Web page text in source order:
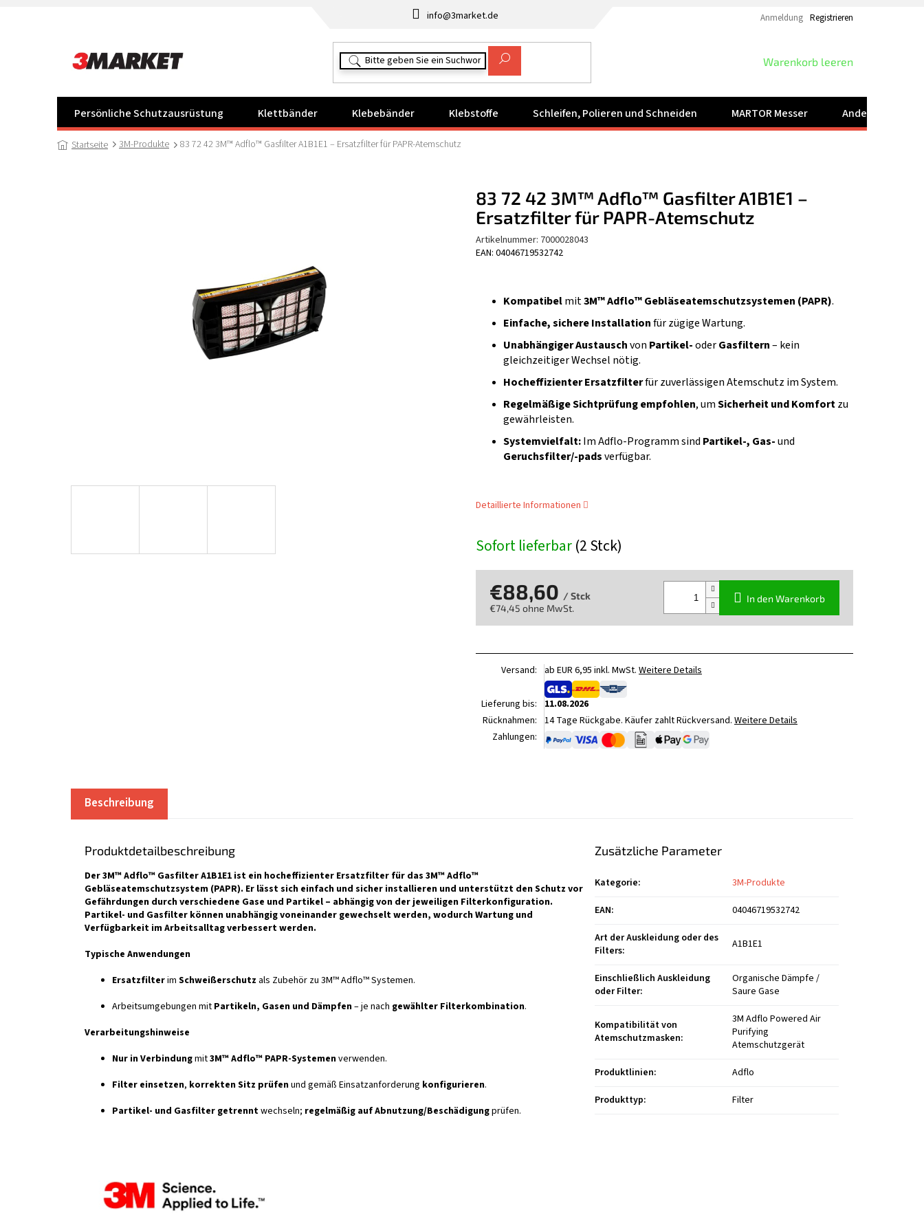
info@3market.de Anmeldung Registrieren
WARENKORB
Warenkorb leeren
Persönliche Schutzausrüstung Klettbänder Klebebänder Klebstoffe Schleifen, Polieren und Schneiden MARTOR Messer Andere Produkte
Startseite 3M-Produkte 83 72 42 3M™ Adflo™ Gasfilter A1B1E1 – Ersatzfilter für PAPR-Atemschutz
Sofort lieferbar(2 Stck)
Kompatibelmit3M™ Adflo™ Gebläseatemschutzsystemen (PAPR).
Einfache, sichere Installationfür zügige Wartung.
Unabhängiger Austauschvon Partikel-oderGasfiltern– kein
gleichzeitiger Wechsel nötig.
Hocheffizienter Ersatzfilterfür zuverlässigen Atemschutz im System.
Regelmäßige Sichtprüfung empfohlen, umSicherheit und Komfortzu
gewährleisten.
Systemvielfalt:Im Adflo-Programm sind Partikel-, Gas-und
Geruchsfilter/-padsverfügbar.
Detaillierte Informationen
€88,60 / Stck
€74,45 ohne MwSt.
In den Warenkorb
83 72 42 3M™ Adflo™ Gasfilter A1B1E1 –
Ersatzfilter für PAPR-Atemschutz
Artikelnummer: 7000028043
EAN: 04046719532742
Versand: ab EUR 6,95 inkl. MwSt. Weitere Details
Lieferung bis:
11.08.2026
Rücknahmen: 14 Tage Rückgabe. Käufer zahlt Rückversand. Weitere Details
Zahlungen:
Beschreibung
Produktdetailbeschreibung
Der 3M™ Adflo™ Gasfilter A1B1E1 ist ein hocheffizienter Ersatzfilter für das 3M™ Adflo™
Gebläseatemschutzsystem (PAPR). Er lässt sich einfach und sicher installieren und unterstützt den Schutz vor
Gefährdungen durch verschiedene Gase und Partikel – abhängig von der jeweiligen Filterkonfiguration.
Partikel- und Gasfilter können unabhängig voneinander gewechselt werden, wodurch Wartung und
Verfügbarkeit im Arbeitsalltag verbessert werden.
Typische Anwendungen
Ersatzfilterim Schweißerschutz als Zubehör zu 3M™ Adflo™ Systemen.
Arbeitsumgebungen mit Partikeln, Gasen und Dämpfen– je nach gewählter Filterkombination.
Verarbeitungshinweise
Nur in Verbindungmit3M™ Adflo™ PAPR-Systemenverwenden.
Filter einsetzen, korrekten Sitz prüfenund gemäß Einsatzanforderung konfigurieren.
Partikel- und Gasfilter getrenntwechseln; regelmäßig auf Abnutzung/Beschädigungprüfen.
Zusätzliche Parameter
Kategorie:
3M-Produkte
EAN:
04046719532742
Art der Auskleidung oder des
Filters: A1B1E1
Einschließlich Auskleidung
oder Filter:
Organische Dämpfe /
Saure Gase
Kompatibilität von
Atemschutzmasken:
3M Adflo Powered Air
Purifying
Atemschutzgerät
Produktlinien:
Adflo
Produkttyp: Filter